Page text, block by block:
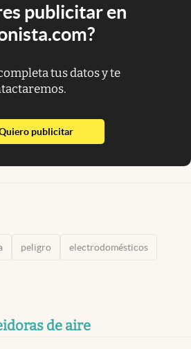
publicitar en
tus datos y te
publicitarabre en nueva pestaña
peligro electrodomésticos
de aire